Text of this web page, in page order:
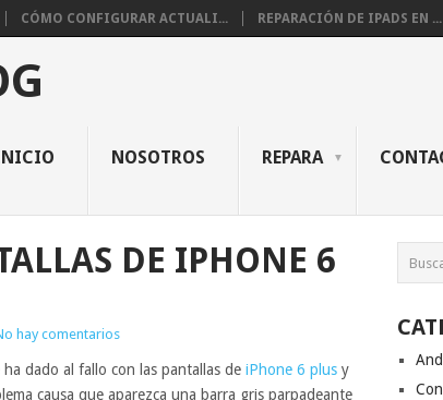
CÓMO CONFIGURAR ACTUALI... REPARACIÓN DE IPADS EN ...
NOSOTROS REPARA
DE IPHONE 6
hay comentarios
dado al fallo con las pantallas de iPhone 6 plus y
causa que aparezca una barra gris parpadeante